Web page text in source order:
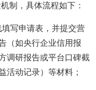
制，具体流程如下：
写申请表，并提交营
（如央行企业信用报
调研报告或平台口碑截
活动记录）等材料；